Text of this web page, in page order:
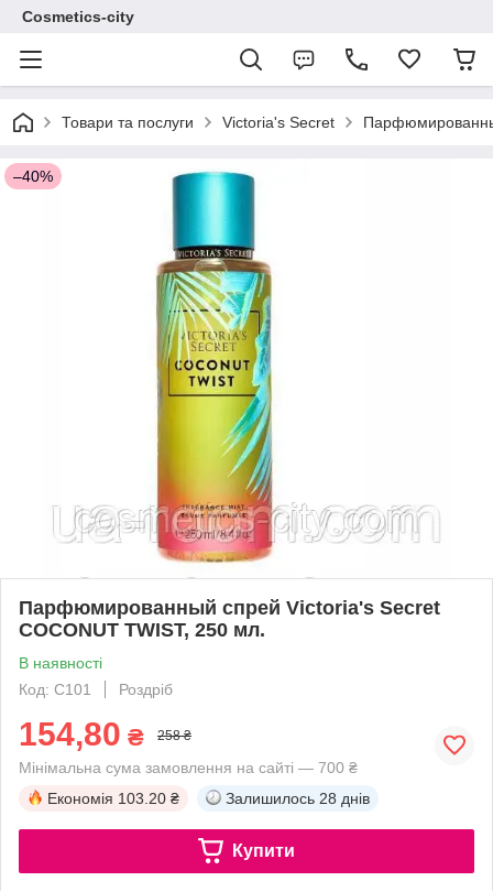
Cosmetics-city
Товари та послуги Victoria's Secret
–40%
Парфюмированный спрей Victoria's Secret
COCONUT TWIST, 250 мл.
В наявності
Код: C101
Роздріб
154,80 ₴ 258 ₴
Мінімальна сума замовлення на сайті — 700 ₴
Економія 103.20 ₴ Залишилось 28 днів
Купити